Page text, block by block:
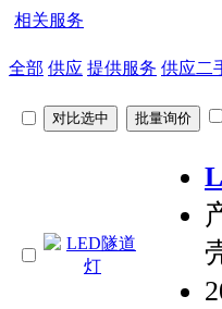
相关服务
全部 供应 提供服务 供应二